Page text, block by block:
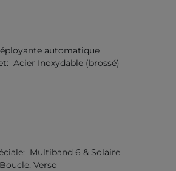
automatique
Acier Inoxydable (brossé)
Multiband 6 & Solaire
Verso